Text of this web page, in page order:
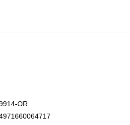
款
OR